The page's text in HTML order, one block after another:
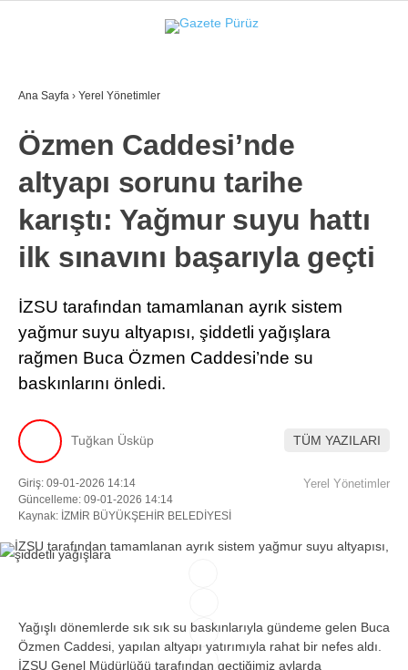
WhatsApp İhbar Hattı
TikTok
YEREL YÖNETIMLER
GÜNCEL
EKONOMI
POLITIKA
KÜLTÜR-SANAT
SPOR
Ana Sayfa › Yerel Yönetimler
Özmen Caddesi’nde
altyapı sorunu tarihe
karıştı: Yağmur suyu hattı
ilk sınavını başarıyla geçti
İZSU tarafından tamamlanan ayrık sistem
yağmur suyu altyapısı, şiddetli yağışlara
rağmen Buca Özmen Caddesi’nde su
baskınlarını önledi.
Tuğkan Üsküp TÜM YAZILARI
Giriş: 09-01-2026 14:14
Güncelleme: 09-01-2026 14:14
Kaynak: İZMİR BÜYÜKŞEHİR BELEDİYESİ
Yerel Yönetimler
Yağışlı dönemlerde sık sık su baskınlarıyla gündeme gelen Buca
Özmen Caddesi, yapılan altyapı yatırımıyla rahat bir nefes aldı.
İZSU Genel Müdürlüğü tarafından geçtiğimiz aylarda